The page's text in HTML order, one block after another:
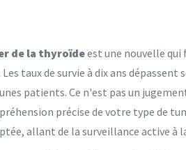
de la thyroïdeest une nouvelle qui
taux de survie à dix ans
patients. Ce n'est pas un
précise de votre type de
allant de la surveillance active à